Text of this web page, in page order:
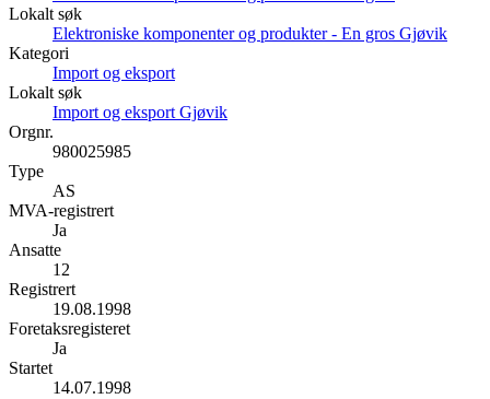
Lokalt søk
Elektroniske komponenter og produkter - En gros Gjøvik
Kategori
Import og eksport
Lokalt søk
Import og eksport Gjøvik
Orgnr.
980025985
Type
AS
MVA-registrert
Ja
Ansatte
12
Registrert
19.08.1998
Foretaksregisteret
Ja
Startet
14.07.1998